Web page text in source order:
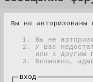
Вы не авторизованы
Вы не
У Вас
или к другим
Возможно,
Вход